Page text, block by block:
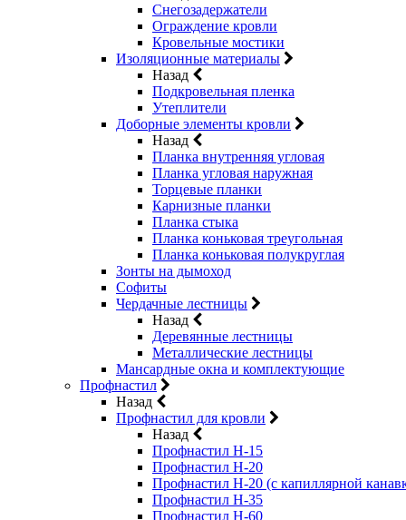
Снегозадержатели
Ограждение кровли
Кровельные мостики
Изоляционные материалы
Назад
Подкровельная пленка
Утеплители
Доборные элементы кровли
Назад
Планка внутренняя угловая
Планка угловая наружная
Торцевые планки
Карнизные планки
Планка стыка
Планка коньковая треугольная
Планка коньковая полукруглая
Зонты на дымоход
Софиты
Чердачные лестницы
Назад
Деревянные лестницы
Металлические лестницы
Мансардные окна и комплектующие
Профнастил
Назад
Профнастил для кровли
Назад
Профнастил Н-15
Профнастил Н-20
Профнастил Н-20 (с капиллярной
Профнастил Н-35
Профнастил Н-60